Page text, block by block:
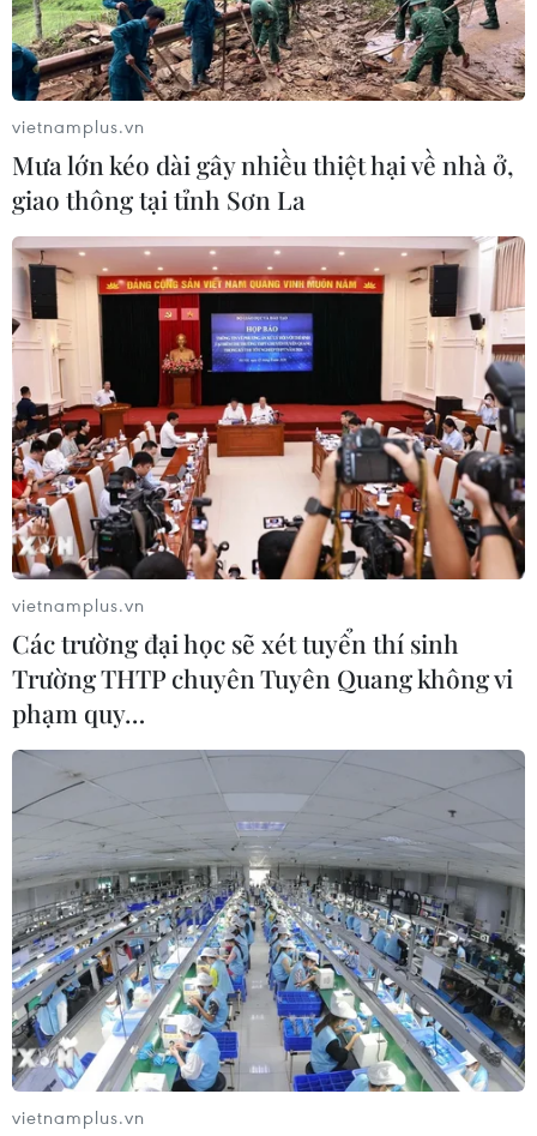
Dự án cầu Rạch Miễu 2 dự kiến
hoàn thành trước ngày 30/10/2025
24/01/2025 07:44
Sau thời gian nỗ lực thi công, đến nay, tiến độ tổng thể
dự án Đầu tư xây dựng Công trình cầu Rạch Miễu 2 nối
2 tỉnh Tiền Giang và Bến Tre đã hoàn thành được hơn
79%.
Cầu Rạch Miễu “căng mình”ngày cận Tết
vì ùn tắc giao thông
20/01/2025 11:42
Mật độ xe tăng cao trong những ngày cận Tết Ất Tỵ
2025, trong khi đó cầu Rạch Miễu chật hẹp chính là
nguyên nhân dẫn đến tình trạng liên tục xảy ra ùn ứ
giao thông cục bộ.
vietnamplus.vn
Mưa lớn kéo dài gây nhiều thiệt hại về nhà ở,
giao thông tại tỉnh Sơn La
vietnamplus.vn
Các trường đại học sẽ xét tuyển thí sinh
Trường THTP chuyên Tuyên Quang không vi
phạm quy…
vietnamplus.vn